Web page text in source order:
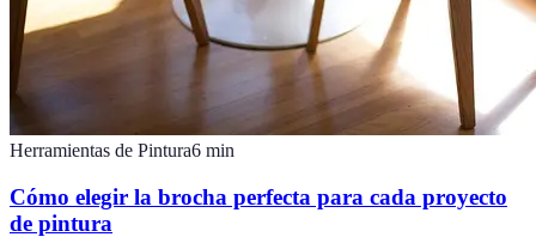
Herramientas de Pintura6 min
Cómo elegir la brocha perfecta para cada proyecto
de pintura